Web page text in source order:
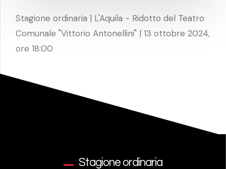
Stagione ordinaria | L'Aquila - Ridotto del Teatro
Comunale "Vittorio Antonellini" | 13 ottobre 2024,
ore 18:00
Stagione ordinaria